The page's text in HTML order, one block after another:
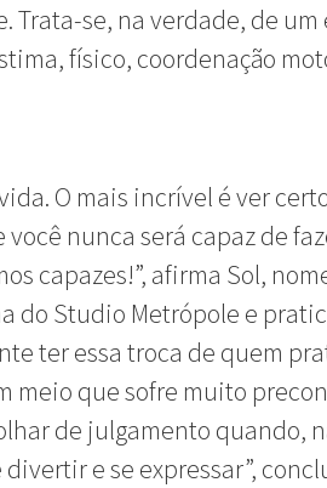
Trata-se, na verdade, de
físico, coordenação
O mais incrível é ver
nunca será capaz de
capazes!”, afirma Sol,
do Studio Metrópole e
ter essa troca de quem
meio que sofre muito
de julgamento quando,
e se expressar”,